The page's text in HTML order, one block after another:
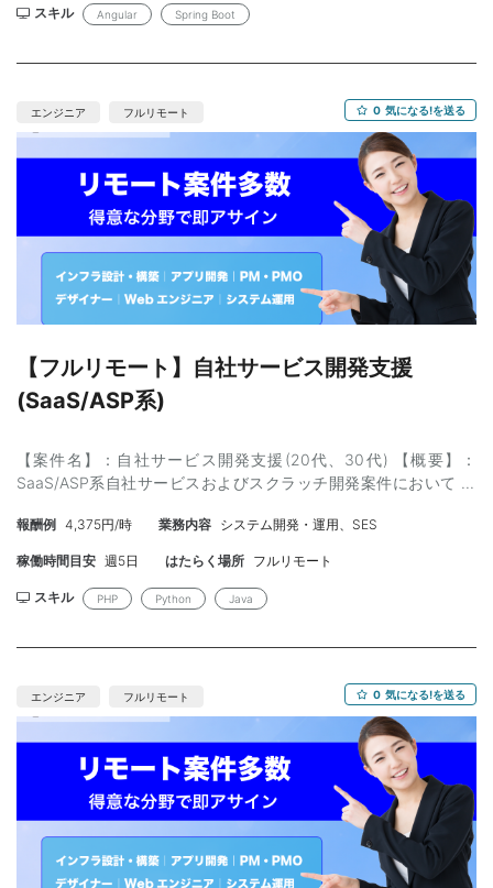
フルリモート(PC貸与等は神保町) 【参画時期】：即日～長期 【単
席） 【精算】：140-180h 【勤務時間】：9:30-18:00 【年齢】：
（管理番号：NKT20260512-03）
スキル Angular Spring Boot
エンジニア フルリモート 0 気になる!を送る
【フルリモート】自社サービス開発支援
(SaaS/ASP系)
【案件名】：自社サービス開発支援(20代、30代) 【概要】：
SaaS/ASP系自社サービスおよびスクラッチ開発案件において 要
携わっていただきます。 サイト内検索、FAQシステム、IVR(自動
音声応答)、AIチャットボット等、 自社のサービスの保守開発に携
の機能拡張といった、 新たな価値を創造する業務に携わることも
てはドキュメントの作成、テスト等も行い、 自分たちでプログラ
必須＞ ・Web系システムPG経験3年以上(PHP、Python、Java な
ど) ・既存システム開発・運用担当経験3年以上 ＜尚可＞ ■開発経
験： 基本設計、詳細設計、開発、テスト経験 開発リーダー経験
（仕様調整・スケジュール・進捗管理、見積もり、設計書作成）
稼働中サービスのプログラム解析、及び、追加・改修の開発経験
■システム運用担当経験： 稼働中サービスの主担当経験 障害時の
顧客対応経験 システムEOLによる移行経験やシステムの最新バー
ジョン維持、脆弱性対策などの経験 【作業場所】：渋谷区 ※PC
取得導入後はフルリモートとなります。 【参画時期】：即日～長
報酬例 4,375円/時 業務内容 システム開発・運用、SES
稼働時間目安 週5日 はたらく場所 フルリモート
スキル PHP Python Java
エンジニア フルリモート 0 気になる!を送る